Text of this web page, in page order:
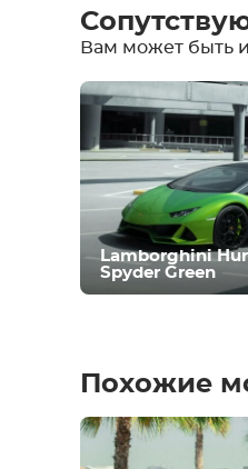
Оборудование
Удобства
Климат-контроль
Вождение
Состояние
Вам может быть
Lamborghini
Spyder Green
Похожие